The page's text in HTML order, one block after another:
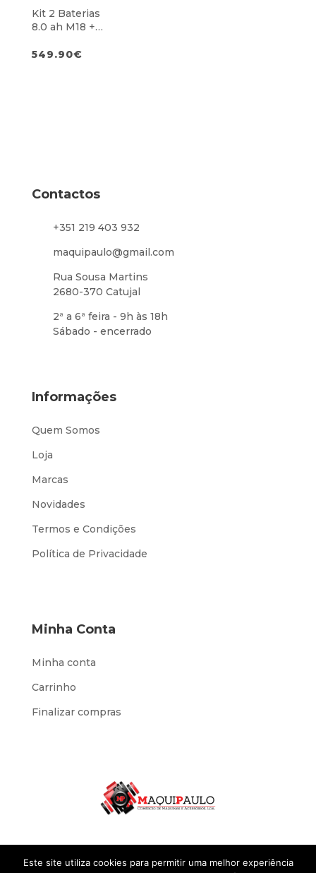
Kit 2 Baterias
8.0 ah M18 +
Rápido
549.90€
Contactos
+351 219 403 932
maquipaulo@gmail.com
Rua Sousa Martins
2680-370 Catujal
2ª a 6ª feira - 9h às 18h
Sábado - encerrado
Informações
Quem Somos
Loja
Marcas
Novidades
Termos e Condições
Política de Privacidade
Minha Conta
Minha conta
Carrinho
Finalizar compras
Este site utiliza cookies para permitir uma melhor experiência